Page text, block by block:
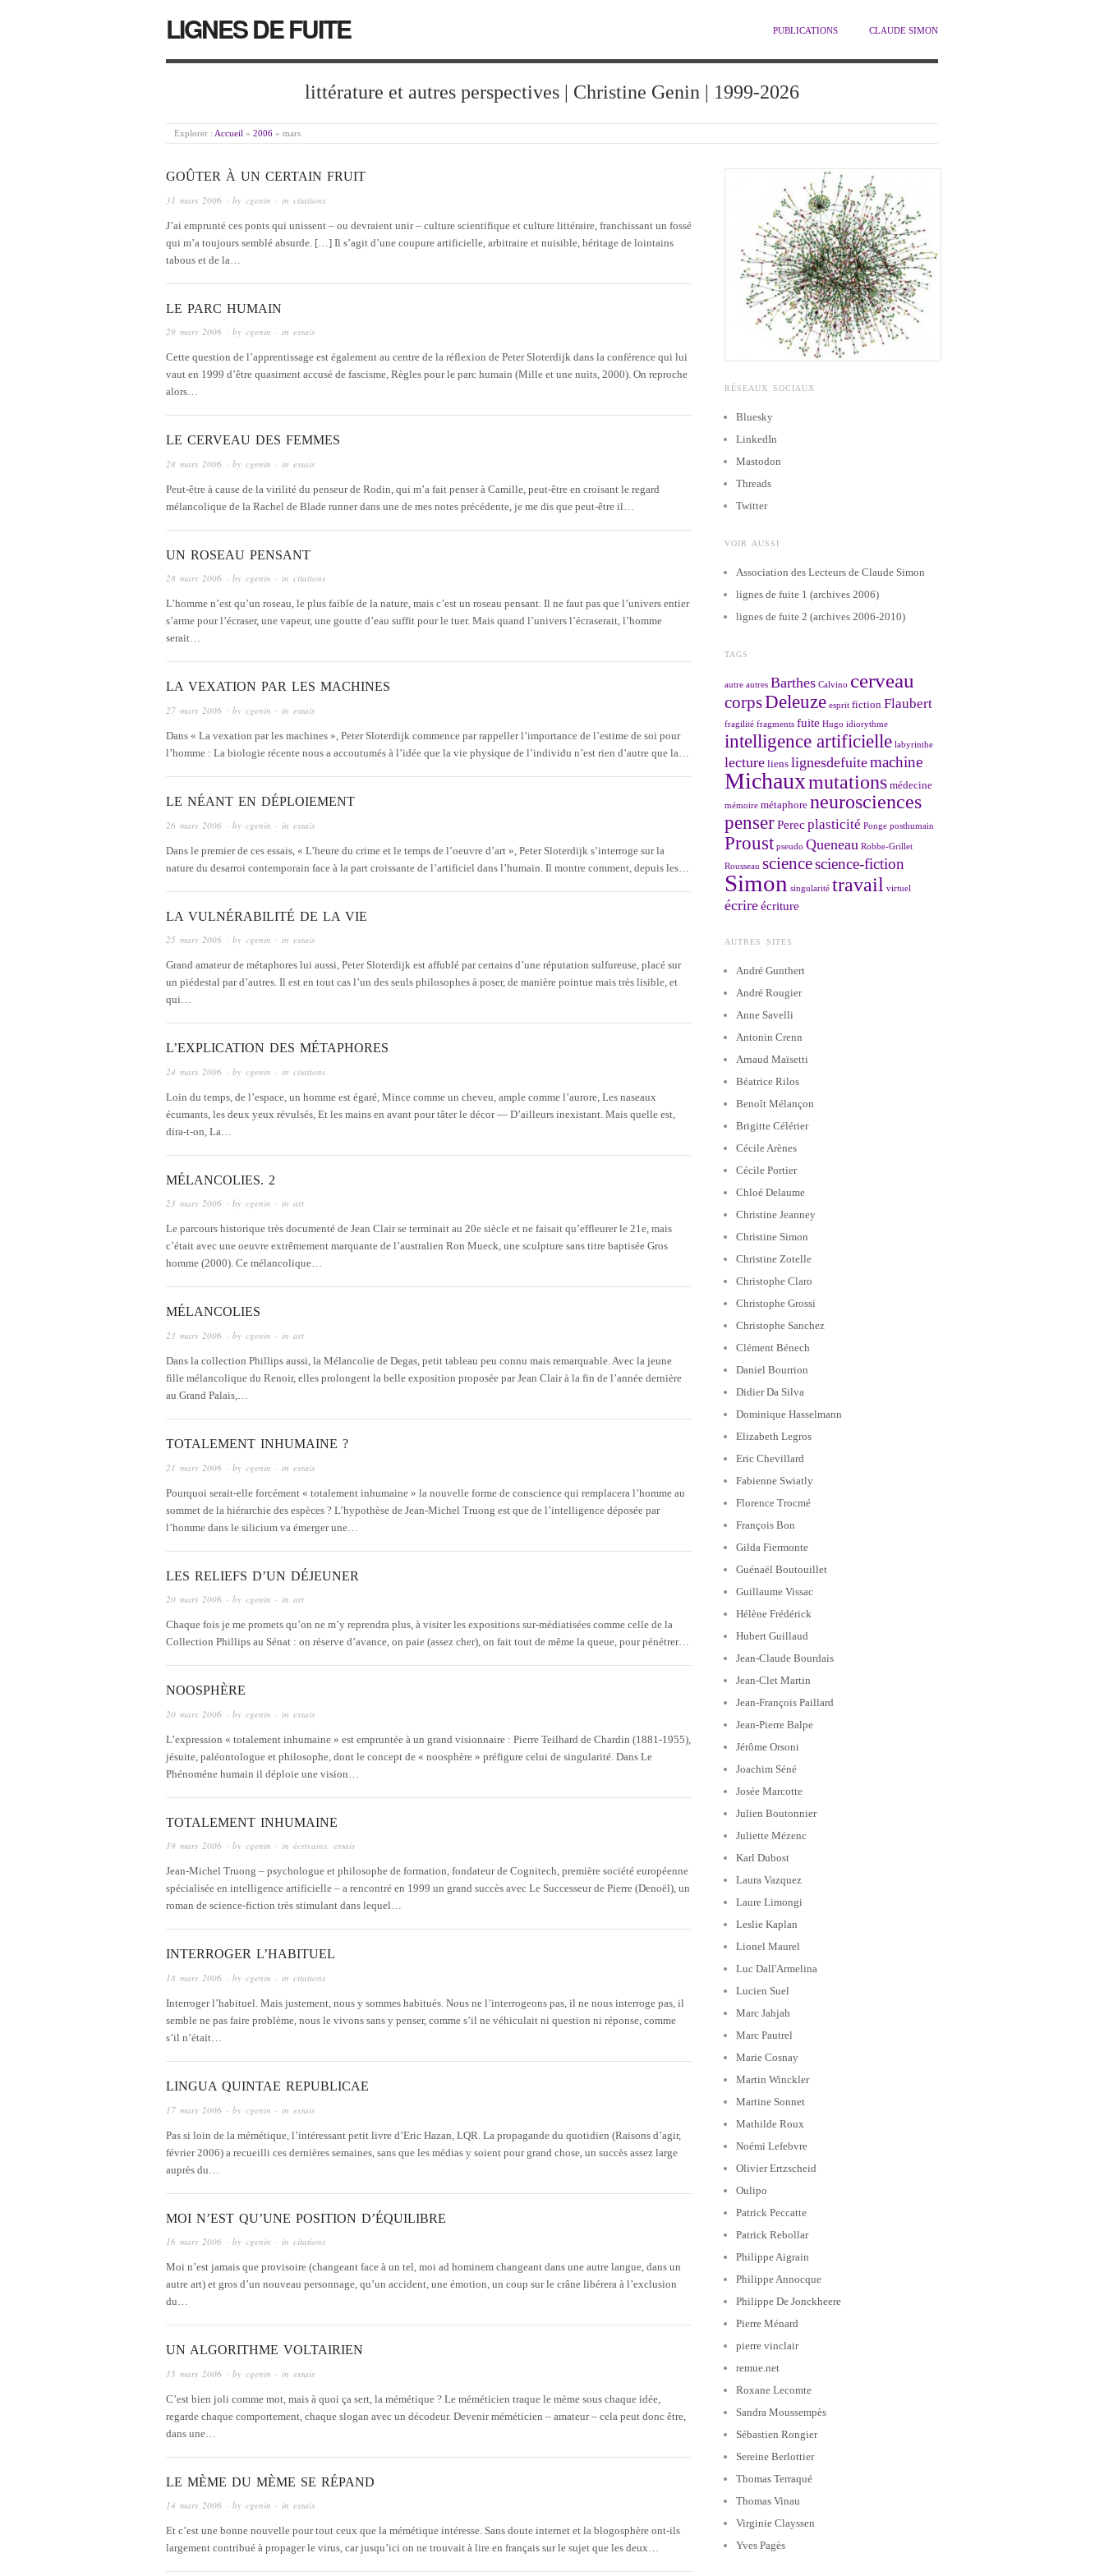
LIGNES DE FUITE PUBLICATIONS CLAUDE SIMON
littérature et autres perspectives | Christine Genin | 1999-2026
Explorer : Accueil » 2006 » mars
GOÛTER À UN CERTAIN FRUIT
31 mars 2006 · by cgenin · in citations
J’ai emprunté ces ponts qui unissent – ou devraient unir – culture scientifique et culture littéraire, franchissant un fossé
qui m’a toujours semblé absurde. […] Il s’agit d’une coupure artificielle, arbitraire et nuisible, héritage de lointains
tabous et de la…
LE PARC HUMAIN
29 mars 2006 · by cgenin · in essais
Cette question de l’apprentissage est également au centre de la réflexion de Peter Sloterdijk dans la conférence qui lui
vaut en 1999 d’être quasiment accusé de fascisme, Règles pour le parc humain (Mille et une nuits, 2000). On reproche
alors…
LE CERVEAU DES FEMMES
28 mars 2006 · by cgenin · in essais
Peut-être à cause de la virilité du penseur de Rodin, qui m’a fait penser à Camille, peut-être en croisant le regard
mélancolique de la Rachel de Blade runner dans une de mes notes précédente, je me dis que peut-être il…
UN ROSEAU PENSANT
28 mars 2006 · by cgenin · in citations
L’homme n’est qu’un roseau, le plus faible de la nature, mais c’est un roseau pensant. Il ne faut pas que l’univers entier
s’arme pour l’écraser, une vapeur, une goutte d’eau suffit pour le tuer. Mais quand l’univers l’écraserait, l’homme
serait…
LA VEXATION PAR LES MACHINES
27 mars 2006 · by cgenin · in essais
Dans « La vexation par les machines », Peter Sloterdijk commence par rappeller l’importance de l’estime de soi pour
l’homme : La biologie récente nous a accoutumés à l’idée que la vie physique de l’individu n’est rien d’autre que la…
LE NÉANT EN DÉPLOIEMENT
26 mars 2006 · by cgenin · in essais
Dans le premier de ces essais, « L’heure du crime et le temps de l’oeuvre d’art », Peter Sloterdijk s’interroge sur la
nature du desarroi contemporain face à la part croissante de l’artificiel dans l’humain. Il montre comment, depuis les…
LA VULNÉRABILITÉ DE LA VIE
25 mars 2006 · by cgenin · in essais
Grand amateur de métaphores lui aussi, Peter Sloterdijk est affublé par certains d’une réputation sulfureuse, placé sur
un piédestal par d’autres. Il est en tout cas l’un des seuls philosophes à poser, de manière pointue mais très lisible, et
qui…
L’EXPLICATION DES MÉTAPHORES
24 mars 2006 · by cgenin · in citations
Loin du temps, de l’espace, un homme est égaré, Mince comme un cheveu, ample comme l’aurore, Les naseaux
écumants, les deux yeux révulsés, Et les mains en avant pour tâter le décor — D’ailleurs inexistant. Mais quelle est,
dira-t-on, La…
MÉLANCOLIES. 2
23 mars 2006 · by cgenin · in art
Le parcours historique très documenté de Jean Clair se terminait au 20e siècle et ne faisait qu’effleurer le 21e, mais
c’était avec une oeuvre extrêmement marquante de l’australien Ron Mueck, une sculpture sans titre baptisée Gros
homme (2000). Ce mélancolique…
MÉLANCOLIES
23 mars 2006 · by cgenin · in art
Dans la collection Phillips aussi, la Mélancolie de Degas, petit tableau peu connu mais remarquable. Avec la jeune
fille mélancolique du Renoir, elles prolongent la belle exposition proposée par Jean Clair à la fin de l’année dernière
au Grand Palais,…
TOTALEMENT INHUMAINE ?
21 mars 2006 · by cgenin · in essais
Pourquoi serait-elle forcément « totalement inhumaine » la nouvelle forme de conscience qui remplacera l’homme au
sommet de la hiérarchie des espèces ? L’hypothèse de Jean-Michel Truong est que de l’intelligence déposée par
l’homme dans le silicium va émerger une…
LES RELIEFS D’UN DÉJEUNER
20 mars 2006 · by cgenin · in art
Chaque fois je me promets qu’on ne m’y reprendra plus, à visiter les expositions sur-médiatisées comme celle de la
Collection Phillips au Sénat : on réserve d’avance, on paie (assez cher), on fait tout de même la queue, pour pénétrer…
NOOSPHÈRE
20 mars 2006 · by cgenin · in essais
L’expression « totalement inhumaine » est empruntée à un grand visionnaire : Pierre Teilhard de Chardin (1881-1955),
jésuite, paléontologue et philosophe, dont le concept de « noosphère » préfigure celui de singularité. Dans Le
Phénoméne humain il déploie une vision…
TOTALEMENT INHUMAINE
19 mars 2006 · by cgenin · in écrivains, essais
Jean-Michel Truong – psychologue et philosophe de formation, fondateur de Cognitech, première société européenne
spécialisée en intelligence artificielle – a rencontré en 1999 un grand succès avec Le Successeur de Pierre (Denoël), un
roman de science-fiction très stimulant dans lequel…
INTERROGER L’HABITUEL
18 mars 2006 · by cgenin · in citations
Interroger l’habituel. Mais justement, nous y sommes habitués. Nous ne l’interrogeons pas, il ne nous interroge pas, il
semble ne pas faire problème, nous le vivons sans y penser, comme s’il ne véhiculait ni question ni réponse, comme
s’il n’était…
LINGUA QUINTAE REPUBLICAE
17 mars 2006 · by cgenin · in essais
Pas si loin de la mémétique, l’intéressant petit livre d’Eric Hazan, LQR. La propagande du quotidien (Raisons d’agir,
février 2006) a recueilli ces dernières semaines, sans que les médias y soient pour grand chose, un succès assez large
auprès du…
MOI N’EST QU’UNE POSITION D’ÉQUILIBRE
16 mars 2006 · by cgenin · in citations
Moi n’est jamais que provisoire (changeant face à un tel, moi ad hominem changeant dans une autre langue, dans un
autre art) et gros d’un nouveau personnage, qu’un accident, une émotion, un coup sur le crâne libérera à l’exclusion
du…
UN ALGORITHME VOLTAIRIEN
15 mars 2006 · by cgenin · in essais
C’est bien joli comme mot, mais à quoi ça sert, la mémétique ? Le méméticien traque le mème sous chaque idée,
regarde chaque comportement, chaque slogan avec un décodeur. Devenir méméticien – amateur – cela peut donc être,
dans une…
LE MÈME DU MÈME SE RÉPAND
14 mars 2006 · by cgenin · in essais
Et c’est une bonne nouvelle pour tout ceux que la mémétique intéresse. Sans doute internet et la blogosphère ont-ils
largement contribué à propager le virus, car jusqu’ici on ne trouvait à lire en français sur le sujet que les deux…
RÉSEAUX SOCIAUX
Bluesky
LinkedIn
Mastodon
Threads
Twitter
VOIR AUSSI
Association des Lecteurs de Claude Simon
lignes de fuite 1 (archives 2006)
lignes de fuite 2 (archives 2006-2010)
TAGS
autre autres Barthes Calvino cerveau
corpsDeleuze esprit fiction Flaubert
fragilité fragments fuite Hugo idiorythme
intelligence artificielle labyrinthe
lecture liens lignesdefuitemachine
Michauxmutations médecine
mémoire métaphore neurosciences
penserPerec plasticité Ponge posthumain
Proust pseudo Queneau Robbe-Grillet
Rousseau sciencescience-fiction
Simon singularité travail virtuel
écrireécriture
AUTRES SITES
André Gunthert
André Rougier
Anne Savelli
Antonin Crenn
Arnaud Maïsetti
Béatrice Rilos
Benoît Mélançon
Brigitte Célérier
Cécile Arènes
Cécile Portier
Chloé Delaume
Christine Jeanney
Christine Simon
Christine Zotelle
Christophe Claro
Christophe Grossi
Christophe Sanchez
Clément Bénech
Daniel Bourrion
Didier Da Silva
Dominique Hasselmann
Elizabeth Legros
Eric Chevillard
Fabienne Swiatly
Florence Trocmé
François Bon
Gilda Fiermonte
Guénaël Boutouillet
Guillaume Vissac
Hélène Frédérick
Hubert Guillaud
Jean-Claude Bourdais
Jean-Clet Martin
Jean-François Paillard
Jean-Pierre Balpe
Jérôme Orsoni
Joachim Séné
Josée Marcotte
Julien Boutonnier
Juliette Mézenc
Karl Dubost
Laura Vazquez
Laure Limongi
Leslie Kaplan
Lionel Maurel
Luc Dall'Armelina
Lucien Suel
Marc Jahjah
Marc Pautrel
Marie Cosnay
Martin Winckler
Martine Sonnet
Mathilde Roux
Noémi Lefebvre
Olivier Ertzscheid
Oulipo
Patrick Peccatte
Patrick Rebollar
Philippe Aigrain
Philippe Annocque
Philippe De Jonckheere
Pierre Ménard
pierre vinclair
remue.net
Roxane Lecomte
Sandra Moussempès
Sébastien Rongier
Sereine Berlottier
Thomas Terraqué
Thomas Vinau
Virginie Clayssen
Yves Pagès